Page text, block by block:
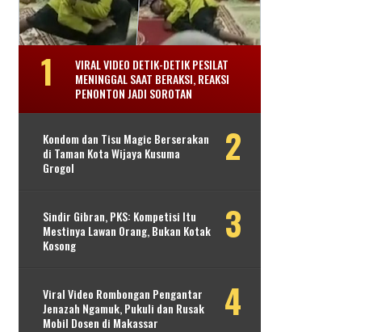
VIRAL VIDEO DETIK-DETIK PESILAT
MENINGGAL SAAT BERAKSI, REAKSI
PENONTON JADI SOROTAN
Kondom dan Tisu Magic Berserakan
di Taman Kota Wijaya Kusuma
Grogol
Sindir Gibran, PKS: Kompetisi Itu
Mestinya Lawan Orang, Bukan Kotak
Kosong
Viral Video Rombongan Pengantar
Jenazah Ngamuk, Pukuli dan Rusak
Mobil Dosen di Makassar